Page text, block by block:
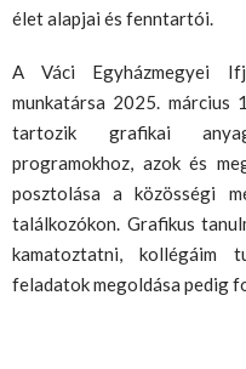
élet alapjai és fenntartói.
A Váci Egyházmegyei
munkatársa 2025. március
tartozik grafikai
programokhoz, azok és
posztolása a közösségi
találkozókon. Grafikus
kamatoztatni, kollégáim
feladatok megoldása pedig